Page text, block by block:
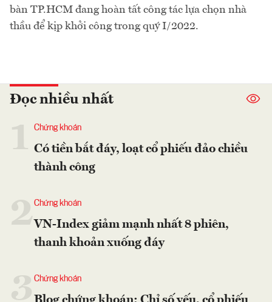
bàn TP.HCM đang hoàn tất công tác lựa chọn nhà
thầu để kịp khởi công trong quý I/2022.
Đọc nhiều nhất
Chứng khoán
Có tiền bắt đáy, loạt cổ phiếu đảo chiều
thành công
2Chứng khoán
VN-Index giảm mạnh nhất 8 phiên,
thanh khoản xuống đáy
Chứng khoán